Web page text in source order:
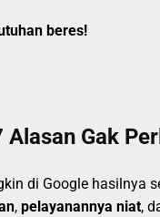
beres!
Gak
di Google hasilnya
, pelayanannya niat,